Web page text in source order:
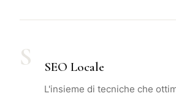
S SEO Locale
L'insieme di tecniche che